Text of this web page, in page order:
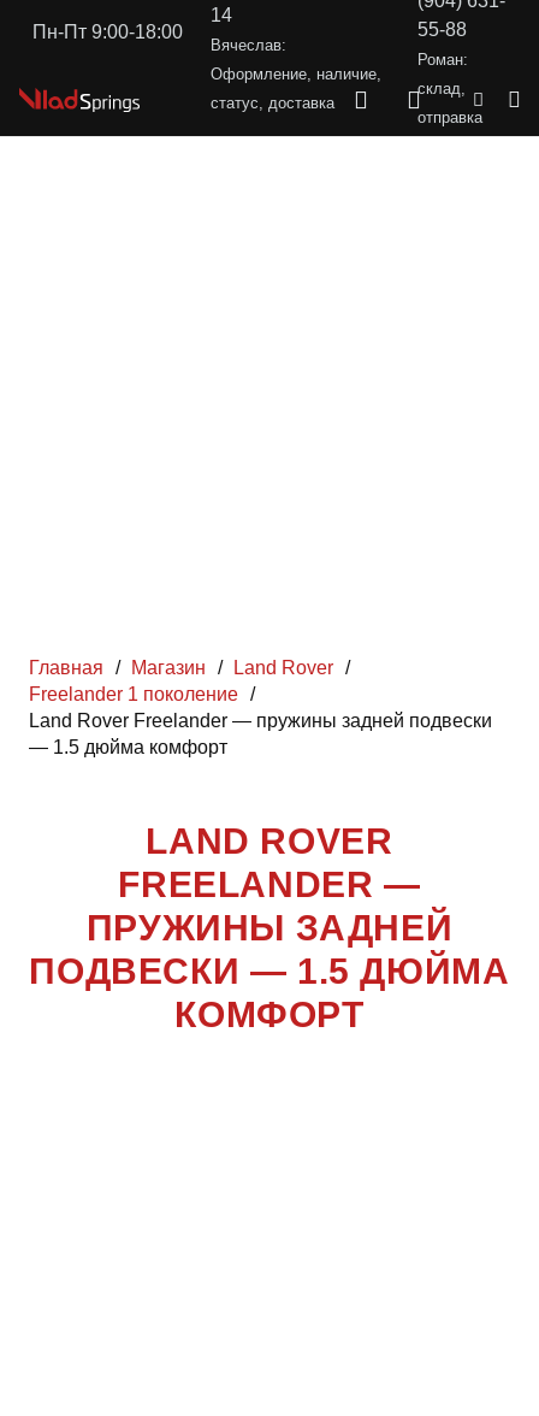
Пн-Пт 9:00-18:00
14
Вячеслав:
Оформление, наличие,
статус, доставка
55-88
Роман:
склад,
отправка
Главная / Магазин / Land Rover /
Freelander 1 поколение /
Land Rover Freelander — пружины задней подвески
— 1.5 дюйма комфорт
LAND ROVER
FREELANDER —
ПРУЖИНЫ ЗАДНЕЙ
ПОДВЕСКИ — 1.5 ДЮЙМА
КОМФОРТ